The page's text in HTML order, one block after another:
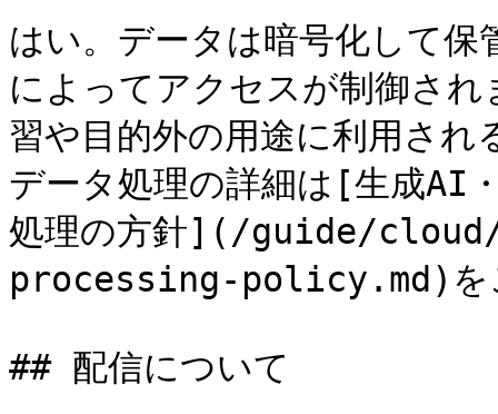
はい。データは暗号化して保
によってアクセスが制御さ
習や目的外の用途に利用さ
データ処理の詳細は[生成AI
処理の方針](/guide/
processing-policy.md)を
## 配信について